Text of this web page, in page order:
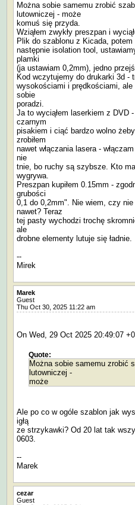
Można sobie samemu zrobić
lutowniczej - może
komuś się przyda.
Wziąłem zwykły preszpan i
Plik do szablonu z Kicada,
następnie isolation tool,
plamki
(ja ustawiam 0,2mm), jedno
Kod wczytujemy do drukarki 3d -
wysokościami i prędkościami,
sobie
poradzi.
Ja to wyciąłem laserkiem z DVD
czarnym
pisakiem i ciąć bardzo wolno
zrobiłem
nawet włączania lasera -
nie
tnie, bo ruchy są szybsze. Kto
wygrywa.
Preszpan kupiłem 0.15mm -
grubości
0,1 do 0,2mm". Nie wiem, czy
nawet? Teraz
tej pasty wychodzi trochę
ale
drobne elementy lutuje się ładnie.
--
Mirek
Marek
Guest
Thu Oct 30, 2025 11:22 am
On Wed, 29 Oct 2025 20:49:07
Quote:
Można sobie samemu zrobić
lutowniczej -
może
Ale po co w ogóle szablon jak
igłą
ze strzykawki? Od 20 lat tak
0603.
--
Marek
cezar
Guest